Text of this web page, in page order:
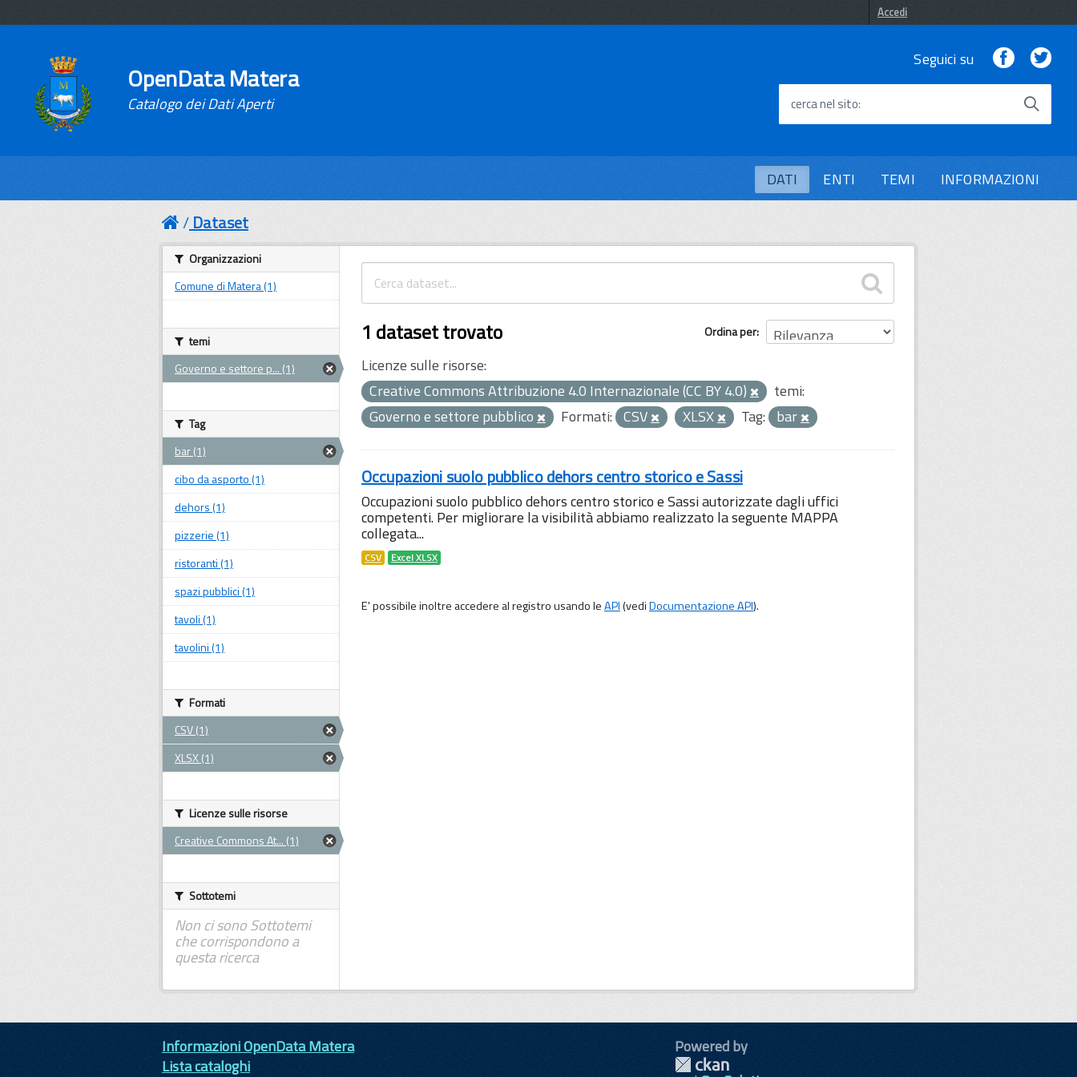
Accedi
OpenData Matera
Catalogo dei Dati Aperti
Seguici su Facebook
cerca nel sito
DATI ENTI TEMI INFORMAZIONI
Dataset
Ordina per
1 dataset trovato
Licenze sulle risorse:
Creative Commons Attribuzione 4.0 Internazionale (CC BY 4.0)
temi:
Governo e settore pubblico
Formati: CSV XLSX Tag: bar
Occupazioni suolo pubblico dehors centro storico e Sassi
Occupazioni suolo pubblico dehors centro storico e Sassi autorizzate dagli uffici
competenti. Per migliorare la visibilità abbiamo realizzato la seguente MAPPA
collegata...
CSV Excel XLSX
E' possibile inoltre accedere al registro usando leAPI(vediDocumentazione API).
Organizzazioni
Comune di Matera (1)
temi
Governo e settore p... (1)
Tag
bar (1)
cibo da asporto (1)
dehors (1)
pizzerie (1)
ristoranti (1)
spazi pubblici (1)
tavoli (1)
tavolini (1)
Formati
CSV (1)
XLSX (1)
Licenze sulle risorse
Creative Commons At... (1)
Sottotemi
Non ci sono Sottotemi
che corrispondono a
questa ricerca
Informazioni OpenData Matera
Lista cataloghi
Powered by